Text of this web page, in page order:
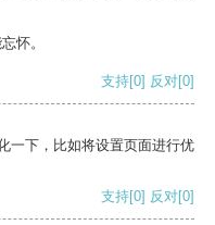
怀。
支持[0] 反对[0]
一下，比如将设置页面进行优
支持[0] 反对[0]